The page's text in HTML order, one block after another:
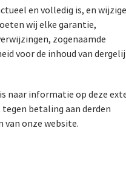
en volledig is, en
wij elke garantie,
zogenaamde
voor de inhoud van
naar informatie op deze
betaling aan derden
van onze website.